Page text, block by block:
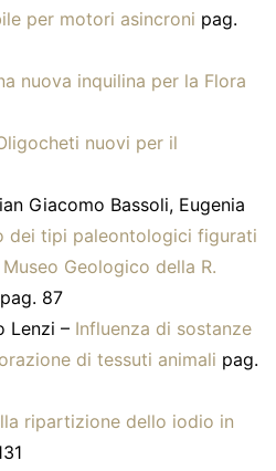
per motori asincroni pag.
nuova inquilina per la Flora
nuovi per il
Giacomo Bassoli, Eugenia
dei tipi paleontologici figurati
Geologico della R.
pag. 87
Lenzi – Influenza di sostanze
di tessuti animali pag.
ripartizione dello iodio in